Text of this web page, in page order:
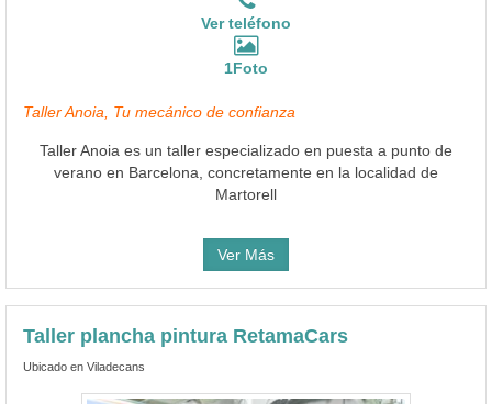
Ver teléfono
1Foto
Taller Anoia, Tu mecánico de confianza
Taller Anoia es un taller especializado en puesta a punto de
verano en Barcelona, concretamente en la localidad de
Martorell
Ver Más
Taller plancha pintura RetamaCars
Ubicado en Viladecans